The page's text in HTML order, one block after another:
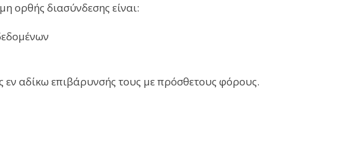
ορθής διασύνδεσης είναι:
αδίκω επιβάρυνσής τους με πρόσθετους φόρους.